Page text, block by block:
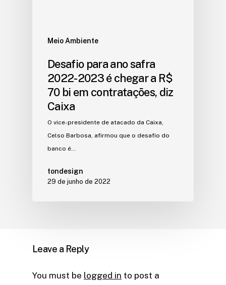
Meio Ambiente
Desafio para ano safra
2022-2023 é chegar a R$
70 bi em contratações, diz
Caixa
O vice-presidente de atacado da Caixa,
Celso Barbosa, afirmou que o desafio do
banco é…
tondesign
29 de junho de 2022
Leave a Reply
You must be logged in to post a